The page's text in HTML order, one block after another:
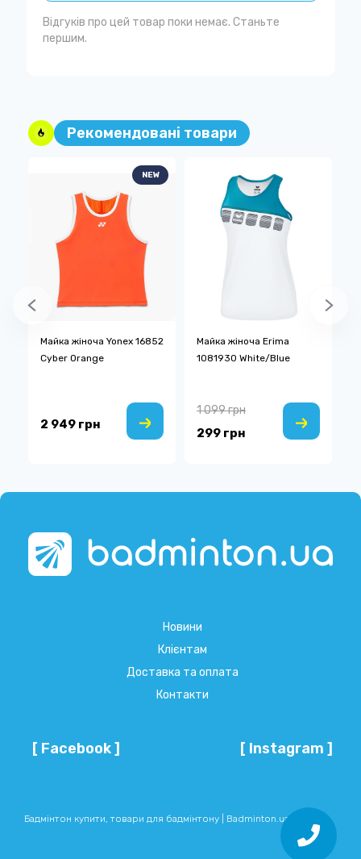
Відгуків про цей товар поки немає. Станьте
першим.
Рекомендовані товари
NEW
Майка жіноча Yonex 16852
Cyber Orange
2 949 грн
Майка жіноча Erima
1081930 White/Blue
299 грн
1 099 грн
Новини
Клієнтам
Доставка та оплата
Контакти
[ Facebook ] [ Instagram ]
Бадмінтон купити, товари для бадмінтону | Badminton.ua © 2026